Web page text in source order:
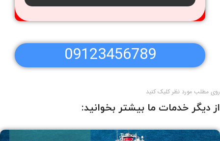
09123456789
روی مطلب مورد نظر کلیک کنید
از دیگر خدمات ما بیشتر بخوانید: